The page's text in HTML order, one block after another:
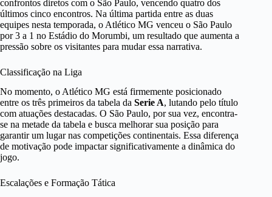
confrontos diretos com o São Paulo, vencendo quatro dos
últimos cinco encontros. Na última partida entre as duas
equipes nesta temporada, o Atlético MG venceu o São Paulo
por 3 a 1 no Estádio do Morumbi, um resultado que aumenta a
pressão sobre os visitantes para mudar essa narrativa.
Classificação na Liga
No momento, o Atlético MG está firmemente posicionado
entre os três primeiros da tabela da Serie A, lutando pelo título
com atuações destacadas. O São Paulo, por sua vez, encontra-
se na metade da tabela e busca melhorar sua posição para
garantir um lugar nas competições continentais. Essa diferença
de motivação pode impactar significativamente a dinâmica do
jogo.
Escalações e Formação Tática